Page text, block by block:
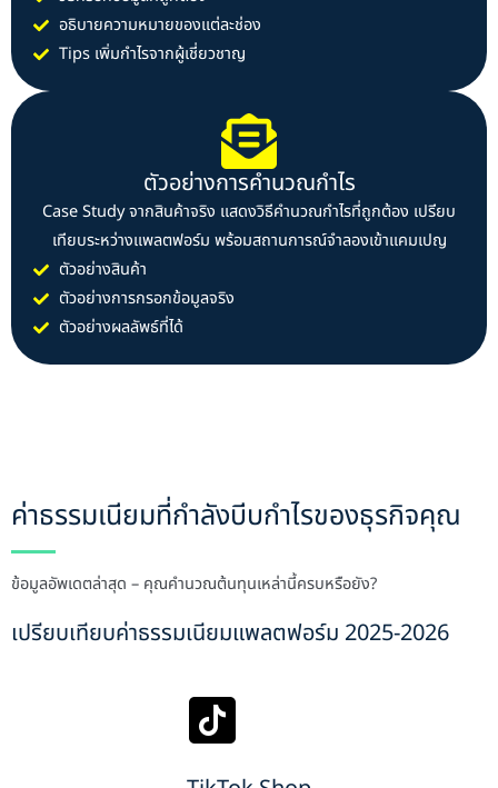
อธิบายความหมายของแต่ละช่อง
Tips เพิ่มกำไรจากผู้เชี่ยวชาญ
ตัวอย่างการคำนวณกำไร
Case Study จากสินค้าจริง แสดงวิธีคำนวณกำไรที่ถูกต้อง เปรียบ
เทียบระหว่างแพลตฟอร์ม พร้อมสถานการณ์จำลองเข้าแคมเปญ
ตัวอย่างสินค้า
ตัวอย่างการกรอกข้อมูลจริง
ตัวอย่างผลลัพธ์ที่ได้
ค่าธรรมเนียมที่กำลังบีบกำไรของธุรกิจคุณ
ข้อมูลอัพเดตล่าสุด – คุณคำนวณต้นทุนเหล่านี้ครบหรือยัง?
เปรียบเทียบค่าธรรมเนียมแพลตฟอร์ม 2025-2026